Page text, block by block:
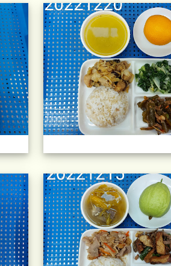
午餐擺盤 (上課日更新-111學年度)
午餐擺盤 (上課日更新-111學年度)